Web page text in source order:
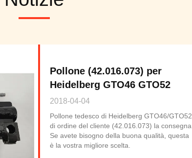
Pollone (42.016.073) per
Heidelberg GTO46 GTO52
2018-04-04
Pollone tedesco di Heidelberg GTO46/GTO52
di ordine del cliente (42.016.073) la consegna
Se avete bisogno della buona qualità, questa